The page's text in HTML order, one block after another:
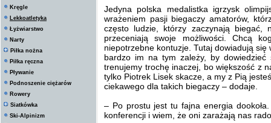
Kręgle
Lekkoatletyka
Łyżwiarstwo
Narty
Piłka nożna
Piłka ręczna
Pływanie
Podnoszenie ciężarów
Rowery
Siatkówka
Ski-Alpinizm
Jedyna polska medalistka igrzysk
wrażeniem pasji biegaczy amatorów,
często ludzie, którzy zaczynają
przeceniają swoje możliwości. Chcą
niepotrzebne kontuzje. Tutaj dowiadują
bardzo im na tym zależy, by
trenujemy trochę inaczej, bo większość z
tylko Piotrek Lisek skacze, a my z Pią
ciekawego dla takich biegaczy – dodaje.
– Po prostu jest tu fajna energia
konferencji i wiem, że oni zarażają nas